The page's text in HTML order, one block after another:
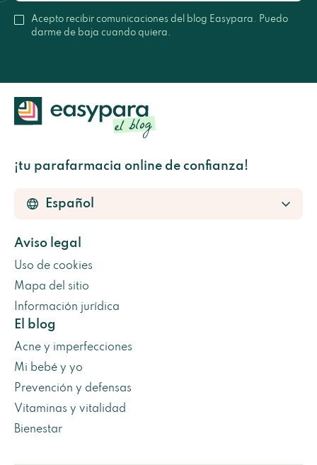
Acepto recibir comunicaciones del blog Easypara. Puedo
darme de baja cuando quiera.
¡tu parafarmacia online de confianza!
Aviso legal
Uso de cookies
Mapa del sitio
Información jurídica
El blog
Acne y imperfecciones
Mi bebé y yo
Prevención y defensas
Vitaminas y vitalidad
Bienestar